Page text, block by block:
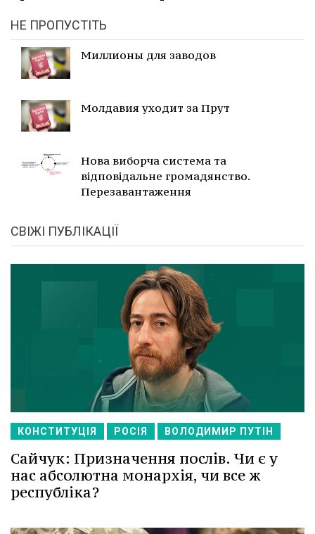
НЕ ПРОПУСТІТЬ
Миллионы для заводов
Молдавия уходит за Прут
Нова виборча система та
відповідальне громадянство.
Перезавантаження
СВІЖІ ПУБЛІКАЦІЇ
КОНСТИТУЦІЯ РОСІЯ ВОЛОДИМИР ПУТІН
Сайчук: Призначення послів. Чи є у
нас абсолютна монархія, чи все ж
республіка?